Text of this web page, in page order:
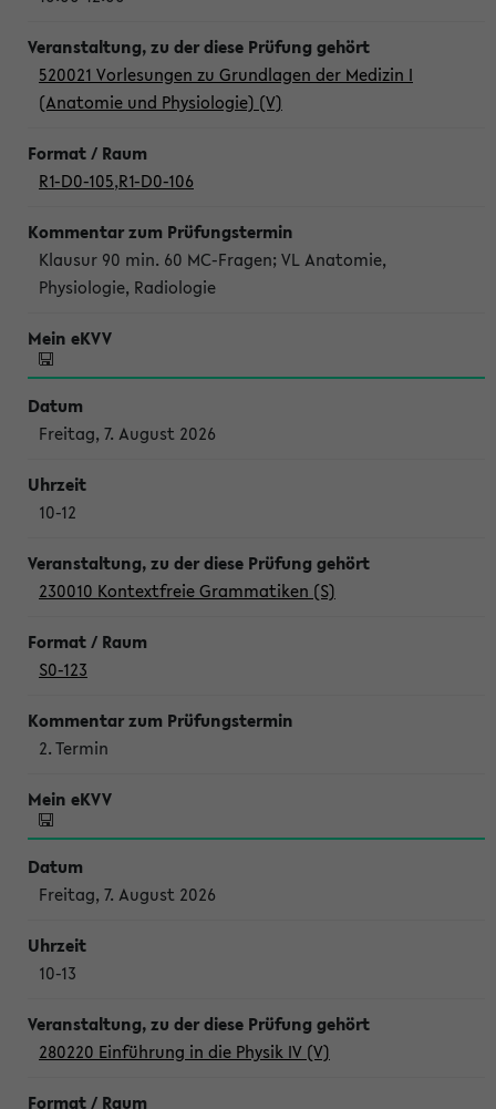
520021 Vorlesungen zu Grundlagen der Medizin I
(Anatomie und Physiologie) (V)
R1-D0-105,R1-D0-106
Klausur 90 min. 60 MC-Fragen; VL Anatomie,
Physiologie, Radiologie
Freitag, 7. August 2026
10-12
230010 Kontextfreie Grammatiken (S)
S0-123
2. Termin
Freitag, 7. August 2026
10-13
280220 Einführung in die Physik IV (V)